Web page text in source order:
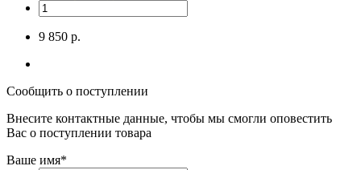
9 850 р.
Сообщить о поступлении
Внесите контактные данные, чтобы мы смогли оповестить
Вас о поступлении товара
Ваше имя*